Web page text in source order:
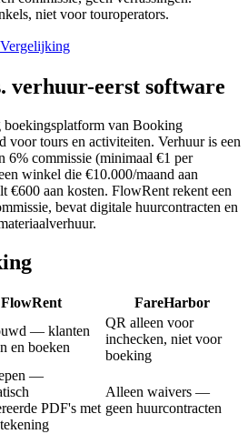
niet voor touroperators.
verhuur-eerst software
boekingsplatform van Booking
voor tours en activiteiten. Verhuur is een
6% commissie (minimaal €1 per
winkel die €10.000/maand aan
€600 aan kosten. FlowRent rekent een
bevat digitale huurcontracten en
FlowRent
FareHarbor
— klanten
en boeken
QR alleen voor
inchecken, niet voor
boeking
—
PDF's met
Alleen waivers —
geen huurcontracten